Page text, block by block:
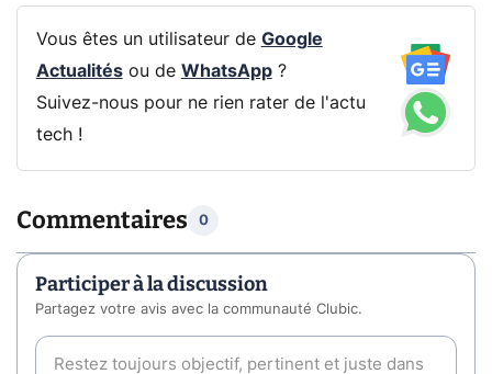
Vous êtes un utilisateur de Google
Actualitésou de WhatsApp?
Suivez-nous pour ne rien rater de l'actu
tech !
Commentaires 0
Participer à la discussion
Partagez votre avis avec la communauté Clubic.